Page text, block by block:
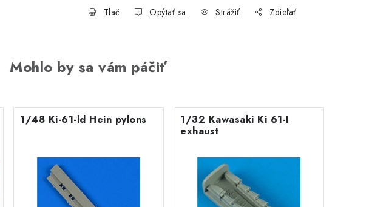
Tlač Opýtať sa Strážiť Zdieľať
Mohlo by sa vám páčiť
1/48 Ki-61-ld Hein pylons
1/32 Kawasaki Ki 61-I
exhaust